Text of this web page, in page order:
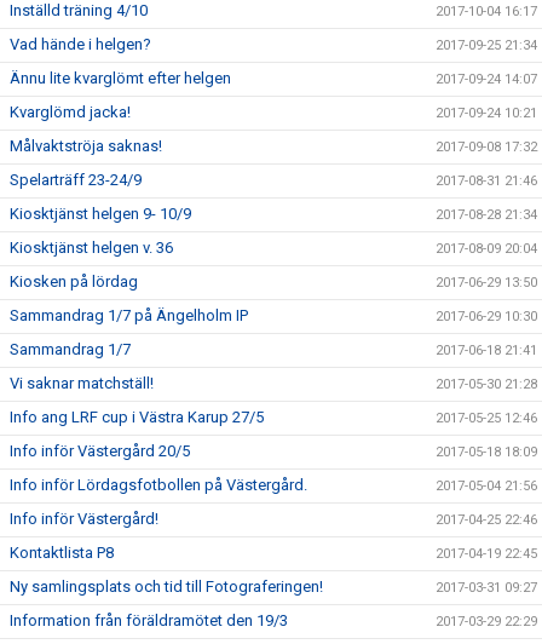
Inställd träning 4/10 2017-10-04 16:17
Vad hände i helgen? 2017-09-25 21:34
Ännu lite kvarglömt efter helgen 2017-09-24 14:07
Kvarglömd jacka! 2017-09-24 10:21
Målvaktströja saknas! 2017-09-08 17:32
Spelarträff 23-24/9 2017-08-31 21:46
Kiosktjänst helgen 9- 10/9 2017-08-28 21:34
Kiosktjänst helgen v. 36 2017-08-09 20:04
Kiosken på lördag 2017-06-29 13:50
Sammandrag 1/7 på Ängelholm IP 2017-06-29 10:30
Sammandrag 1/7 2017-06-18 21:41
Vi saknar matchställ! 2017-05-30 21:28
Info ang LRF cup i Västra Karup 27/5 2017-05-25 12:46
Info inför Västergård 20/5 2017-05-18 18:09
Info inför Lördagsfotbollen på Västergård. 2017-05-04 21:56
Info inför Västergård! 2017-04-25 22:46
Kontaktlista P8 2017-04-19 22:45
Ny samlingsplats och tid till Fotograferingen! 2017-03-31 09:27
Information från föräldramötet den 19/3 2017-03-29 22:29